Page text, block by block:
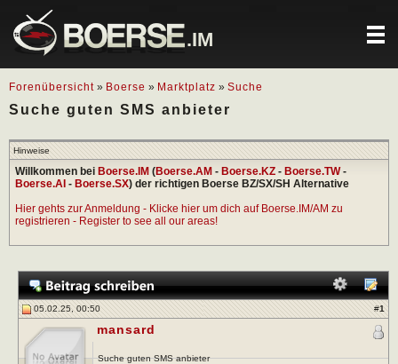
.IM
Forenübersicht » Boerse » Marktplatz » Suche
Suche guten SMS anbieter
Hinweise
Willkommen bei Boerse.IM (Boerse.AM - Boerse.KZ - Boerse.TW-
Boerse.AI - Boerse.SX) der richtigen Boerse BZ/SX/SH Alternative
Hier gehts zur Anmeldung - Klicke hier um dich auf Boerse.IM/AM zu
registrieren - Register to see all our areas!
05.02.25, 00:50 #1
mansard
Suche guten SMS anbieter